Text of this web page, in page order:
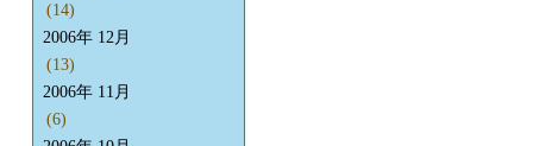
(14)
2006年 12月
(13)
2006年 11月
(6)